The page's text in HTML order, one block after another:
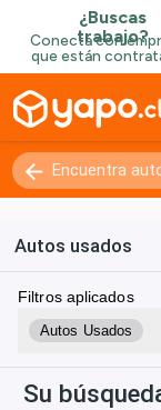
Autos usados
Filtros aplicados
Autos Usados
Su
Kilómetros 0 -